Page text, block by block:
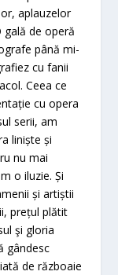
aplauzelor
gală de operă
până mi-
cu fanii
Ceea ce
cu opera
serii, am
liniște și
nu mai
o iluzie. Și
și artiștii
prețul plătit
şi gloria
gândesc
de războaie